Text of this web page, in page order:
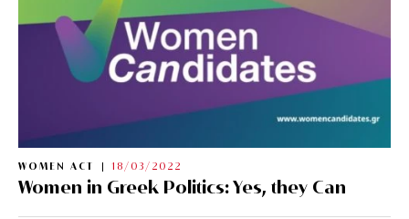
WOMEN ACT 18/03/2022
Women in Greek Politics: Yes, they Can